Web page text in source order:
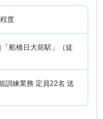
程度
船橋日大前駅」（徒
訓練業務 定員22名 送